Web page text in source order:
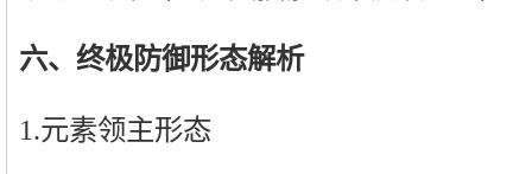
六、终极防御形态解析
1.元素领主形态